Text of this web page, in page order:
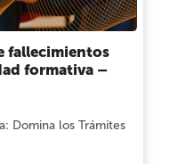
fallecimientos
formativa –
Domina los Trámites